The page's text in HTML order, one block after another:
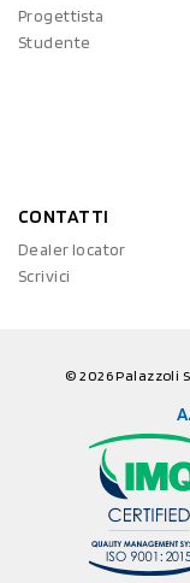
Progettista
Studente
CONTATTI
Dealer locator
Scrivici
© 2026 Palazzoli